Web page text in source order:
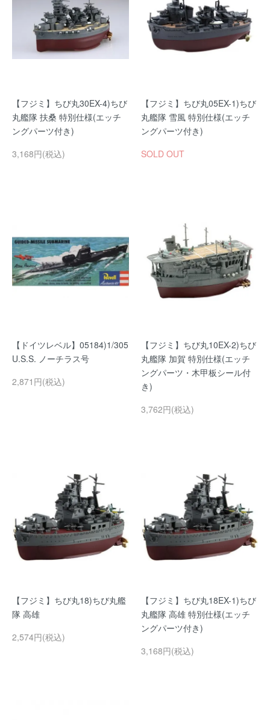
【フジミ】ちび丸30EX-4)ちび
丸艦隊 扶桑 特別仕様(エッチ
ングパーツ付き)
3,168円(税込)
【フジミ】ちび丸05EX-1)ちび
丸艦隊 雪風 特別仕様(エッチ
ングパーツ付き)
SOLD OUT
【ドイツレベル】05184)1/305
U.S.S. ノーチラス号
2,871円(税込)
【フジミ】ちび丸10EX-2)ちび
丸艦隊 加賀 特別仕様(エッチ
ングパーツ・木甲板シール付
き)
3,762円(税込)
【フジミ】ちび丸18)ちび丸艦
隊 高雄
2,574円(税込)
【フジミ】ちび丸18EX-1)ちび
丸艦隊 高雄 特別仕様(エッチ
ングパーツ付き)
3,168円(税込)